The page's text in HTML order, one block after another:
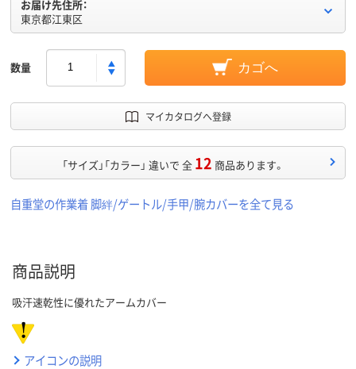
お届け先住所：
東京都江東区
数量 カゴへ
マイカタログへ登録
「サイズ」「カラー」 違いで 全 12 商品あります。
自重堂の作業着 脚絆/ゲートル/手甲/腕カバーを全て見る
商品説明
吸汗速乾性に優れたアームカバー
アイコンの説明